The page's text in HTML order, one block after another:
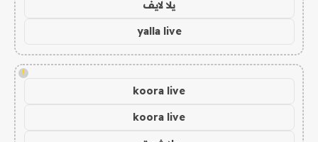
يلا لايف
yalla live
!
koora live
koora live